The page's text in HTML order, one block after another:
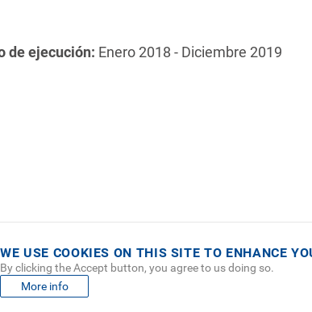
de ejecución: Enero 2018 - Diciembre 2019
FOOTER
MAPA DEL SITIO
WE USE COOKIES ON THIS SITE TO ENHANCE
By clicking the Accept button, you agree to us doing so.
More info